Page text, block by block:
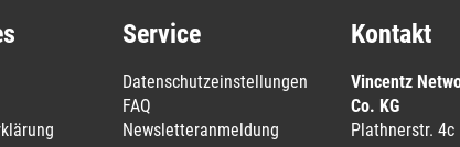
Service
Datenschutzeinstellungen
FAQ
Newsletteranmeldung
Kontakt
Vincentz
Co. KG
Plathnerstr. 4c